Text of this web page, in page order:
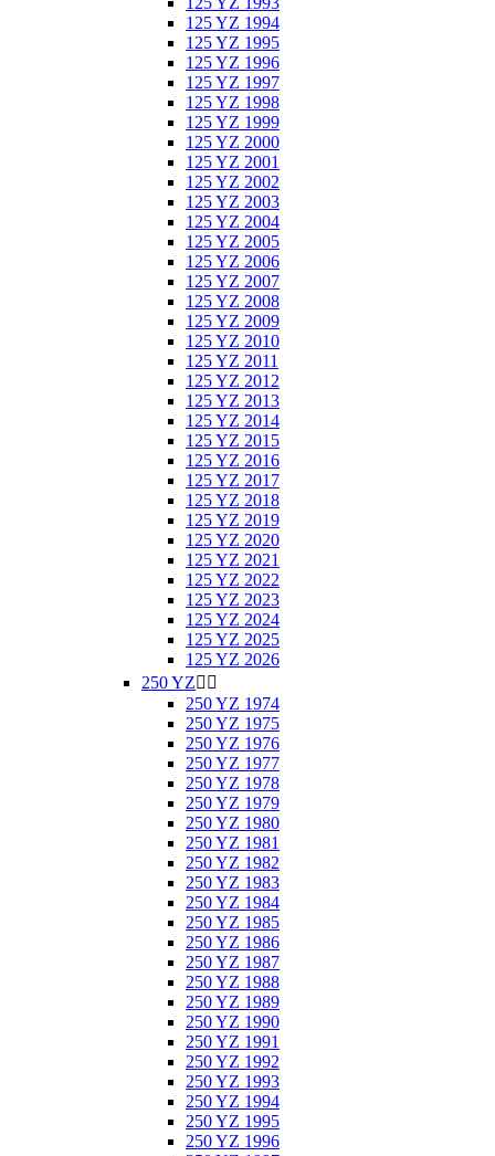
125 YZ 1994
125 YZ 1995
125 YZ 1996
125 YZ 1997
125 YZ 1998
125 YZ 1999
125 YZ 2000
125 YZ 2001
125 YZ 2002
125 YZ 2003
125 YZ 2004
125 YZ 2005
125 YZ 2006
125 YZ 2007
125 YZ 2008
125 YZ 2009
125 YZ 2010
125 YZ 2011
125 YZ 2012
125 YZ 2013
125 YZ 2014
125 YZ 2015
125 YZ 2016
125 YZ 2017
125 YZ 2018
125 YZ 2019
125 YZ 2020
125 YZ 2021
125 YZ 2022
125 YZ 2023
125 YZ 2024
125 YZ 2025
125 YZ 2026
250 YZ 
250 YZ 1974
250 YZ 1975
250 YZ 1976
250 YZ 1977
250 YZ 1978
250 YZ 1979
250 YZ 1980
250 YZ 1981
250 YZ 1982
250 YZ 1983
250 YZ 1984
250 YZ 1985
250 YZ 1986
250 YZ 1987
250 YZ 1988
250 YZ 1989
250 YZ 1990
250 YZ 1991
250 YZ 1992
250 YZ 1993
250 YZ 1994
250 YZ 1995
250 YZ 1996